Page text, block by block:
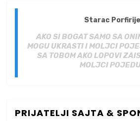
Starac Porfirije
AKO SI BOGAT SAMO SA
MOGU UKRASTI I MOLJCI
SA TOBOM AKO LOPOVI
MOLJCI
PRIJATELJI SAJTA &